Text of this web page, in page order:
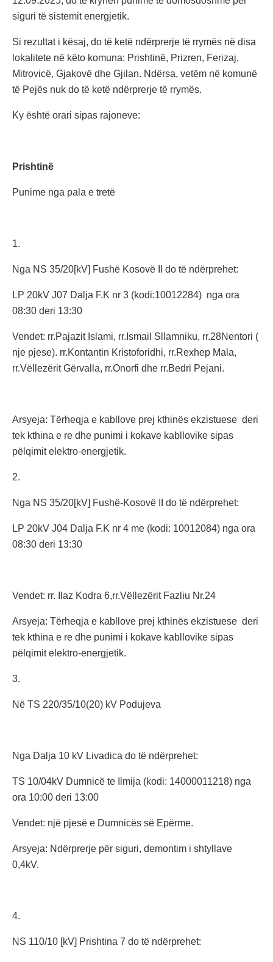
siguri të sistemit energjetik.
Si rezultat i kësaj, do të ketë ndërprerje të rrymës në disa
lokalitete në këto komuna: Prishtinë, Prizren, Ferizaj,
Mitrovicë, Gjakovë dhe Gjilan. Ndërsa, vetëm në komunë
të Pejës nuk do të ketë ndërprerje të rrymës.
Ky është orari sipas rajoneve:
Prishtinë
Punime nga pala e tretë
1.
Nga NS 35/20[kV] Fushë Kosovë II do të ndërprehet:
LP 20kV J07 Dalja F.K nr 3 (kodi:10012284) nga ora
08:30 deri 13:30
Vendet: rr.Pajazit Islami, rr.Ismail Sllamniku, rr.28Nentori (
nje pjese). rr.Kontantin Kristoforidhi, rr.Rexhep Mala,
rr.Vëllezërit Gërvalla, rr.Onorfi dhe rr.Bedri Pejani.
Arsyeja: Tërheqja e kabllove prej kthinës ekzistuese deri
tek kthina e re dhe punimi i kokave kabllovike sipas
pëlqimit elektro-energjetik.
2.
Nga NS 35/20[kV] Fushë-Kosovë II do të ndërprehet:
LP 20kV J04 Dalja F.K nr 4 me (kodi: 10012084) nga ora
08:30 deri 13:30
Vendet: rr. Ilaz Kodra 6,rr.Vëllezërit Fazliu Nr.24
Arsyeja: Tërheqja e kabllove prej kthinës ekzistuese deri
tek kthina e re dhe punimi i kokave kabllovike sipas
pëlqimit elektro-energjetik.
3.
Në TS 220/35/10(20) kV Podujeva
Nga Dalja 10 kV Livadica do të ndërprehet:
TS 10/04kV Dumnicë te Ilmija (kodi: 14000011218) nga
ora 10:00 deri 13:00
Vendet: një pjesë e Dumnicës së Epërme.
Arsyeja: Ndërprerje për siguri, demontim i shtyllave
0,4kV.
4.
NS 110/10 [kV] Prishtina 7 do të ndërprehet: